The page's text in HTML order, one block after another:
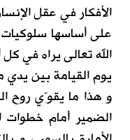
الأفكار في عقل
على أساسها
الله تعالى يراه في
يوم القيامة بين يدي
و هذا ما يقوّي روح
الضمير أمام خطوات